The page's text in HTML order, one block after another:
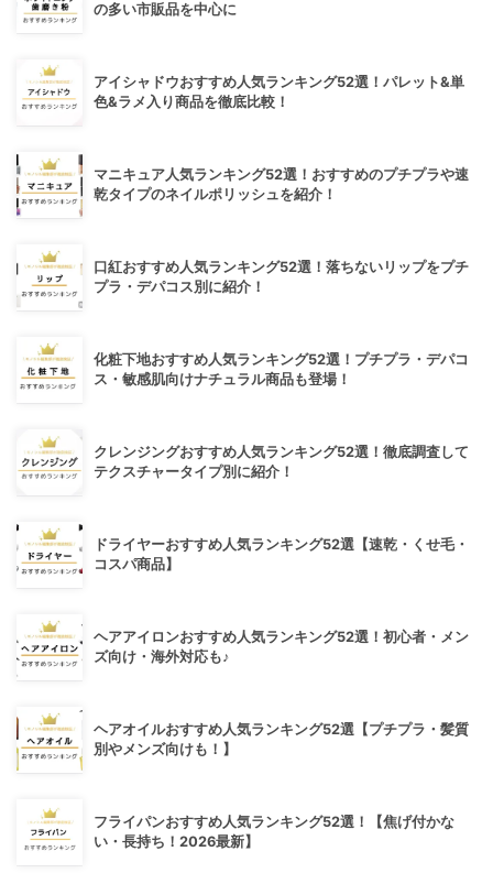
の多い市販品を中心に
アイシャドウおすすめ人気ランキング52選！パレット&単
色&ラメ入り商品を徹底比較！
マニキュア人気ランキング52選！おすすめのプチプラや速
乾タイプのネイルポリッシュを紹介！
口紅おすすめ人気ランキング52選！落ちないリップをプチ
プラ・デパコス別に紹介！
化粧下地おすすめ人気ランキング52選！プチプラ・デパコ
ス・敏感肌向けナチュラル商品も登場！
クレンジングおすすめ人気ランキング52選！徹底調査して
テクスチャータイプ別に紹介！
ドライヤーおすすめ人気ランキング52選【速乾・くせ毛・
コスパ商品】
ヘアアイロンおすすめ人気ランキング52選！初心者・メン
ズ向け・海外対応も♪
ヘアオイルおすすめ人気ランキング52選【プチプラ・髪質
別やメンズ向けも！】
フライパンおすすめ人気ランキング52選！【焦げ付かな
い・長持ち！2026最新】